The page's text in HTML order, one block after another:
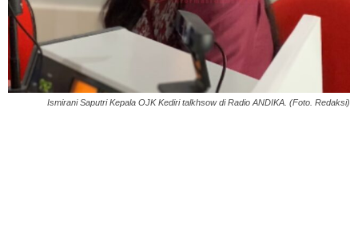
Ismirani Saputri Kepala OJK Kediri talkhsow di Radio ANDIKA. (Foto. Redaksi)